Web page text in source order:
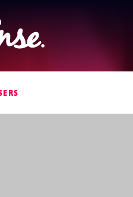
Lense